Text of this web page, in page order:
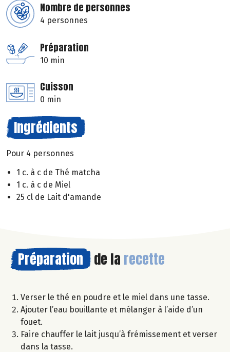
Nombre de personnes
4 personnes
Préparation
10 min
Cuisson
0 min
Ingrédients
Pour 4 personnes
1 c. à c de Thé matcha
1 c. à c de Miel
25 cl de Lait d'amande
Préparation de la recette
Verser le thé en poudre et le miel dans une tasse.
Ajouter l’eau bouillante et mélanger à l’aide d’un
fouet.
Faire chauffer le lait jusqu’à frémissement et verser
dans la tasse.